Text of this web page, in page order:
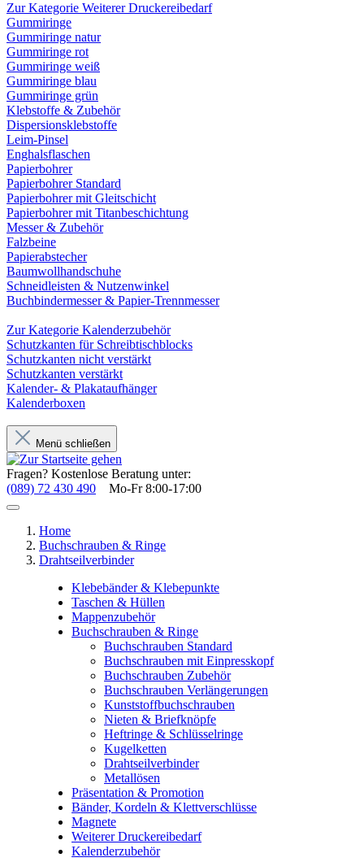
Zur Kategorie Weiterer Druckereibedarf
Gummiringe
Gummiringe natur
Gummiringe rot
Gummiringe weiß
Gummiringe blau
Gummiringe grün
Klebstoffe & Zubehör
Dispersionsklebstoffe
Leim-Pinsel
Enghalsflaschen
Papierbohrer
Papierbohrer Standard
Papierbohrer mit Gleitschicht
Papierbohrer mit Titanbeschichtung
Messer & Zubehör
Falzbeine
Papierabstecher
Baumwollhandschuhe
Schneidleisten & Nutzenwinkel
Buchbindermesser & Papier-Trennmesser
Zur Kategorie Kalenderzubehör
Schutzkanten für Schreibtischblocks
Schutzkanten nicht verstärkt
Schutzkanten verstärkt
Kalender- & Plakataufhänger
Kalenderboxen
Menü schließen
Fragen? Kostenlose Beratung unter:
(089) 72 430 490
Mo-Fr 8:00-17:00
Home
Buchschrauben & Ringe
Drahtseilverbinder
Klebebänder & Klebepunkte
Taschen & Hüllen
Mappenzubehör
Buchschrauben & Ringe
Buchschrauben Standard
Buchschrauben mit Einpresskopf
Buchschrauben Zubehör
Buchschrauben Verlängerungen
Kunststoffbuchschrauben
Nieten & Briefknöpfe
Heftringe & Schlüsselringe
Kugelketten
Drahtseilverbinder
Metallösen
Präsentation & Promotion
Bänder, Kordeln & Klettverschlüsse
Magnete
Weiterer Druckereibedarf
Kalenderzubehör